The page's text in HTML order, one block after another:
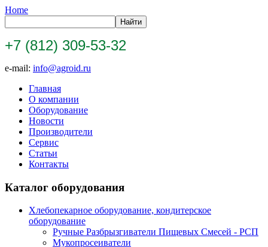
Home
+7 (812) 309-53-32
e-mail: info@agroid.ru
Главная
О компании
Оборудование
Новости
Производители
Сервис
Статьи
Контакты
Каталог оборудования
Хлебопекарное оборудование, кондитерское
оборудование
Ручные Разбрызгиватели Пищевых Смесей - РСП
Мукопросеиватели